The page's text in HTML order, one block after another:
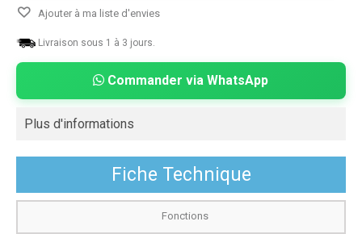
Ajouter à ma liste d'envies
Livraison sous 1 à 3 jours.
Commander via WhatsApp
Plus d'informations
Fiche Technique
Fonctions